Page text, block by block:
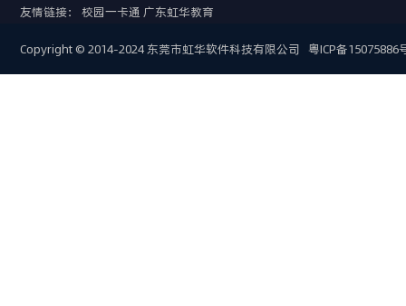
友情链接： 校园一卡通 广东虹华教育
Copyright © 2014-2024 东莞市虹华软件科技有限公司 粤ICP备15075886